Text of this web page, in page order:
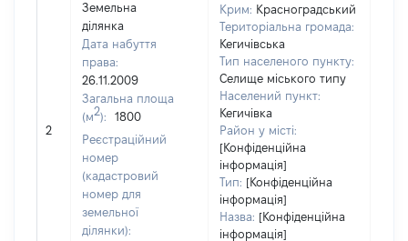
2
Земельна
ділянка
Дата набуття
права:
26.11.2009
Загальна площа
(м2):
1800
Реєстраційний
номер
(кадастровий
номер для
земельної
ділянки):
Крим: Красноградський
Територіальна громада:
Кегичівська
Тип населеного пункту:
Селище міського типу
Населений пункт:
Кегичівка
Район у місті:
[Конфіденційна
інформація]
Тип: [Конфіденційна
інформація]
Назва: [Конфіденційна
інформація]